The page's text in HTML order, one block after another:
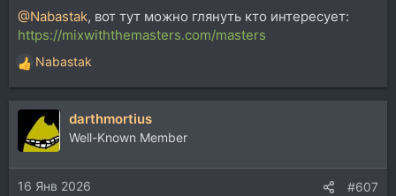
@Nabastak, вот тут можно глянуть кто интересует:
https://mixwiththemasters.com/masters
Р
е
а
и
и
:
Nabastak
darthmortius
Well-Known Member
16 Янв 2026 #607